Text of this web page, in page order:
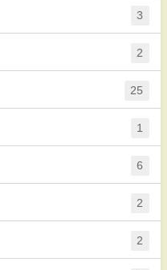
3
2
25
1
6
2
2